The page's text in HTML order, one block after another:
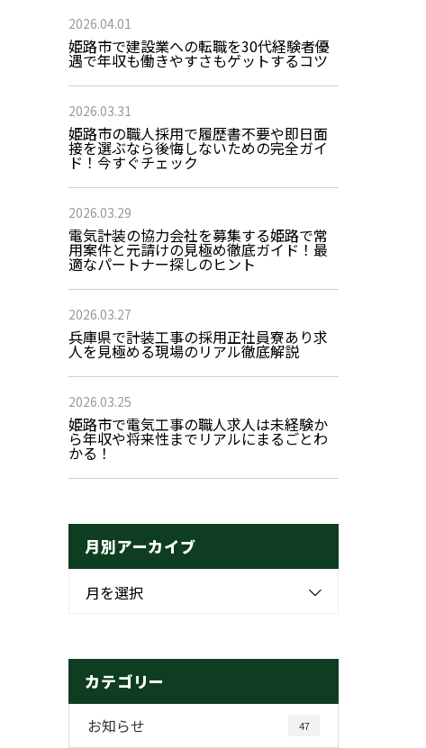
2026.04.01
姫路市で建設業への転職を30代経験者優
遇で年収も働きやすさもゲットするコツ
2026.03.31
姫路市の職人採用で履歴書不要や即日面
接を選ぶなら後悔しないための完全ガイ
ド！今すぐチェック
2026.03.29
電気計装の協力会社を募集する姫路で常
用案件と元請けの見極め徹底ガイド！最
適なパートナー探しのヒント
2026.03.27
兵庫県で計装工事の採用正社員寮あり求
人を見極める現場のリアル徹底解説
2026.03.25
姫路市で電気工事の職人求人は未経験か
ら年収や将来性までリアルにまるごとわ
かる！
月別アーカイブ
月を選択
カテゴリー
お知らせ 47